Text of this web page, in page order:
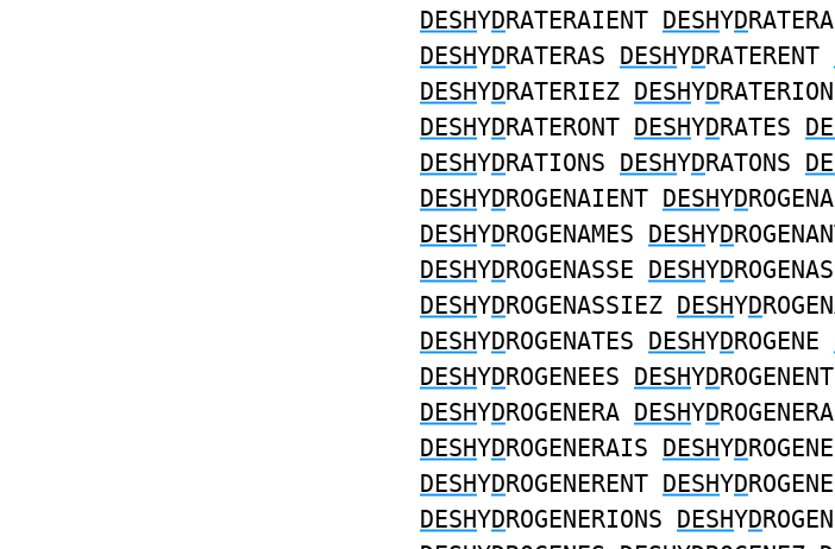
DESHYDRATERAIENT DESHYD
DESHYDRATERAS DESHYDRATERENT
DESHYDRATERIEZ DESHYD
DESHYDRATERONT DESHYDRATES
DESHYDRATIONS DESHYDRATONS
DESHYDROGENAIENT DESHYD
DESHYDROGENAMES DESHYD
DESHYDROGENASSE DESHYD
DESHYDROGENASSIEZ DESHYD
DESHYDROGENATES DESHYDROGENE
DESHYDROGENEES DESHYDROGENENT
DESHYDROGENERA DESHYD
DESHYDROGENERAIS DESHYD
DESHYDROGENERENT DESHYD
DESHYDROGENERIONS DESHYD